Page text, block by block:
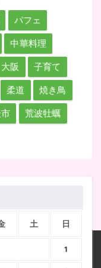
パフェ
中華料理
大阪 子育て
柔道 焼き鳥
荒波牡蠣
土 日
1